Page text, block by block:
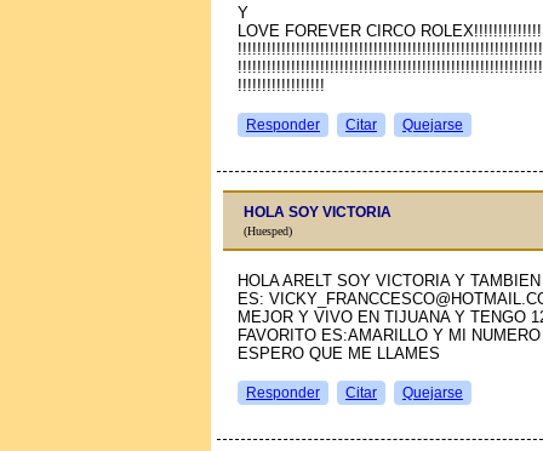
Y
LOVE FOREVER CIRCO
!!!!!!!!!!!!!!!!!!
Responder Citar Quejarse
HOLA SOY VICTORIA
(Huesped)
HOLA ARELT SOY VICTORIA Y
ES:
MEJOR Y VIVO EN TIJUANA Y TENGO
FAVORITO ES:AMARILLO Y MI
ESPERO QUE ME LLAMES
Responder Citar Quejarse